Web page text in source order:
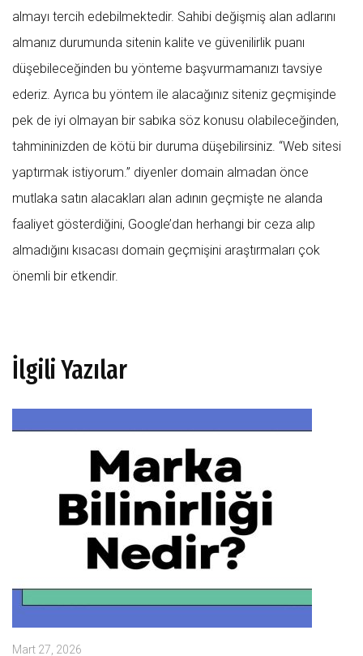
almayı tercih edebilmektedir. Sahibi değişmiş alan adlarını
almanız durumunda sitenin kalite ve güvenilirlik puanı
düşebileceğinden bu yönteme başvurmamanızı tavsiye
ederiz. Ayrıca bu yöntem ile alacağınız siteniz geçmişinde
pek de iyi olmayan bir sabıka söz konusu olabileceğinden,
tahmininizden de kötü bir duruma düşebilirsiniz. “Web sitesi
yaptırmak istiyorum.” diyenler domain almadan önce
mutlaka satın alacakları alan adının geçmişte ne alanda
faaliyet gösterdiğini, Google’dan herhangi bir ceza alıp
almadığını kısacası domain geçmişini araştırmaları çok
önemli bir etkendir.
İlgili Yazılar
Mart 27, 2026